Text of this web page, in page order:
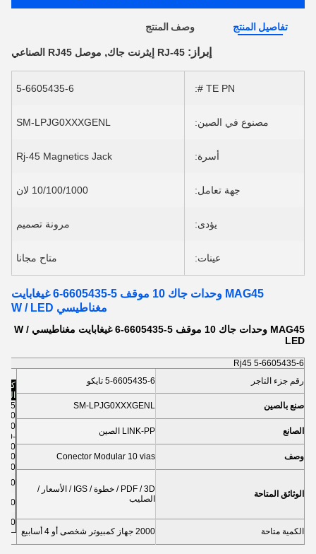
تفاصيل المنتج وصف المنتج
إبراز: RJ-45 إيثرنت جاك , موصل RJ45 الصناعي
TE PN #:
5-6605435-6
مصنوع في الصين: SM-LPJG0XXXGENL
أسرة: Rj-45 Magnetics Jack
جهة تعامل: 10/100/1000 لان
يؤدى: مرونة تصميم
عينات: متاح مجانا
MAG45 وحدات جاك 10 موقف 5-6605435-6 غيغابايت
مغناطيسي W / LED
MAG45 وحدات جاك 10 موقف 5-6605435-6 غيغابايت مغناطيسي W /
LED
Rj45 5-6605435-6
رقم جزء التاجر
5-6605435-6 تايكو
1-5
10-
صنع بالصين SM-LPJG0XXXGENL
الصانع LINK-PP الصين
وصف Conector Modular 10 vias
الوثائق المتاحة
PDF / 3D / خطوة / IGS / الأسعار /
الصليب
الكمية متاحة 2000 جهاز كمبيوتر شخصى أو 4 أسابيع